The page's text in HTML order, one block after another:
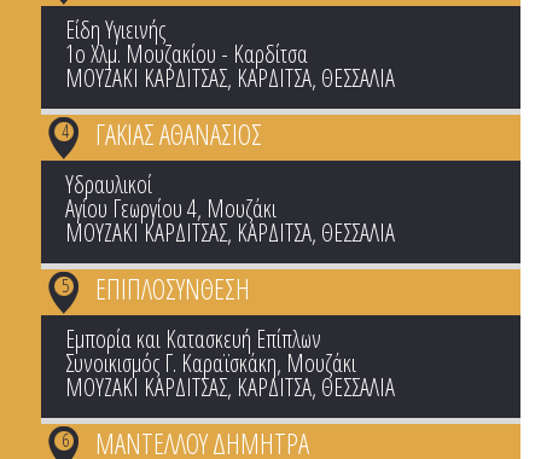
Είδη Υγιεινής
1ο Χλμ. Μουζακίου - Καρδίτσα
ΜΟΥΖΑΚΙ ΚΑΡΔΙΤΣΑΣ, ΚΑΡΔΙΤΣΑ, ΘΕΣΣΑΛΙΑ
ΓΑΚΙΑΣ ΑΘΑΝΑΣΙΟΣ
4
Υδραυλικοί
Αγίου Γεωργίου 4, Μουζάκι
ΜΟΥΖΑΚΙ ΚΑΡΔΙΤΣΑΣ, ΚΑΡΔΙΤΣΑ, ΘΕΣΣΑΛΙΑ
ΕΠΙΠΛΟΣΥΝΘΕΣΗ
5
Εμπορία και Κατασκευή Επίπλων
Συνοικισμός Γ. Καραϊσκάκη, Μουζάκι
ΜΟΥΖΑΚΙ ΚΑΡΔΙΤΣΑΣ, ΚΑΡΔΙΤΣΑ, ΘΕΣΣΑΛΙΑ
ΜΑΝΤΕΛΛΟΥ ΔΗΜΗΤΡΑ
6